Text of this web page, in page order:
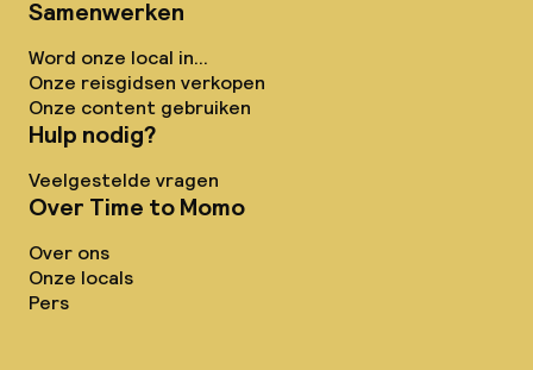
Samenwerken
Word onze local in...
Onze reisgidsen verkopen
Onze content gebruiken
Hulp nodig?
Veelgestelde vragen
Over Time to Momo
Over ons
Onze locals
Pers